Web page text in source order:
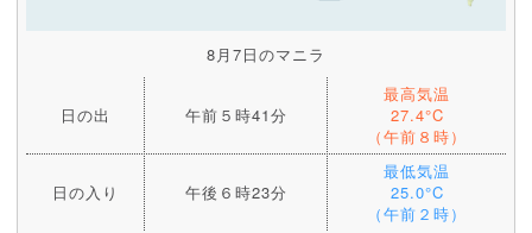
8月7日のマニラ
日の出 午前５時41分
最高気温
27.4°C
（午前８時）
日の入り 午後６時23分
最低気温
25.0°C
（午前２時）